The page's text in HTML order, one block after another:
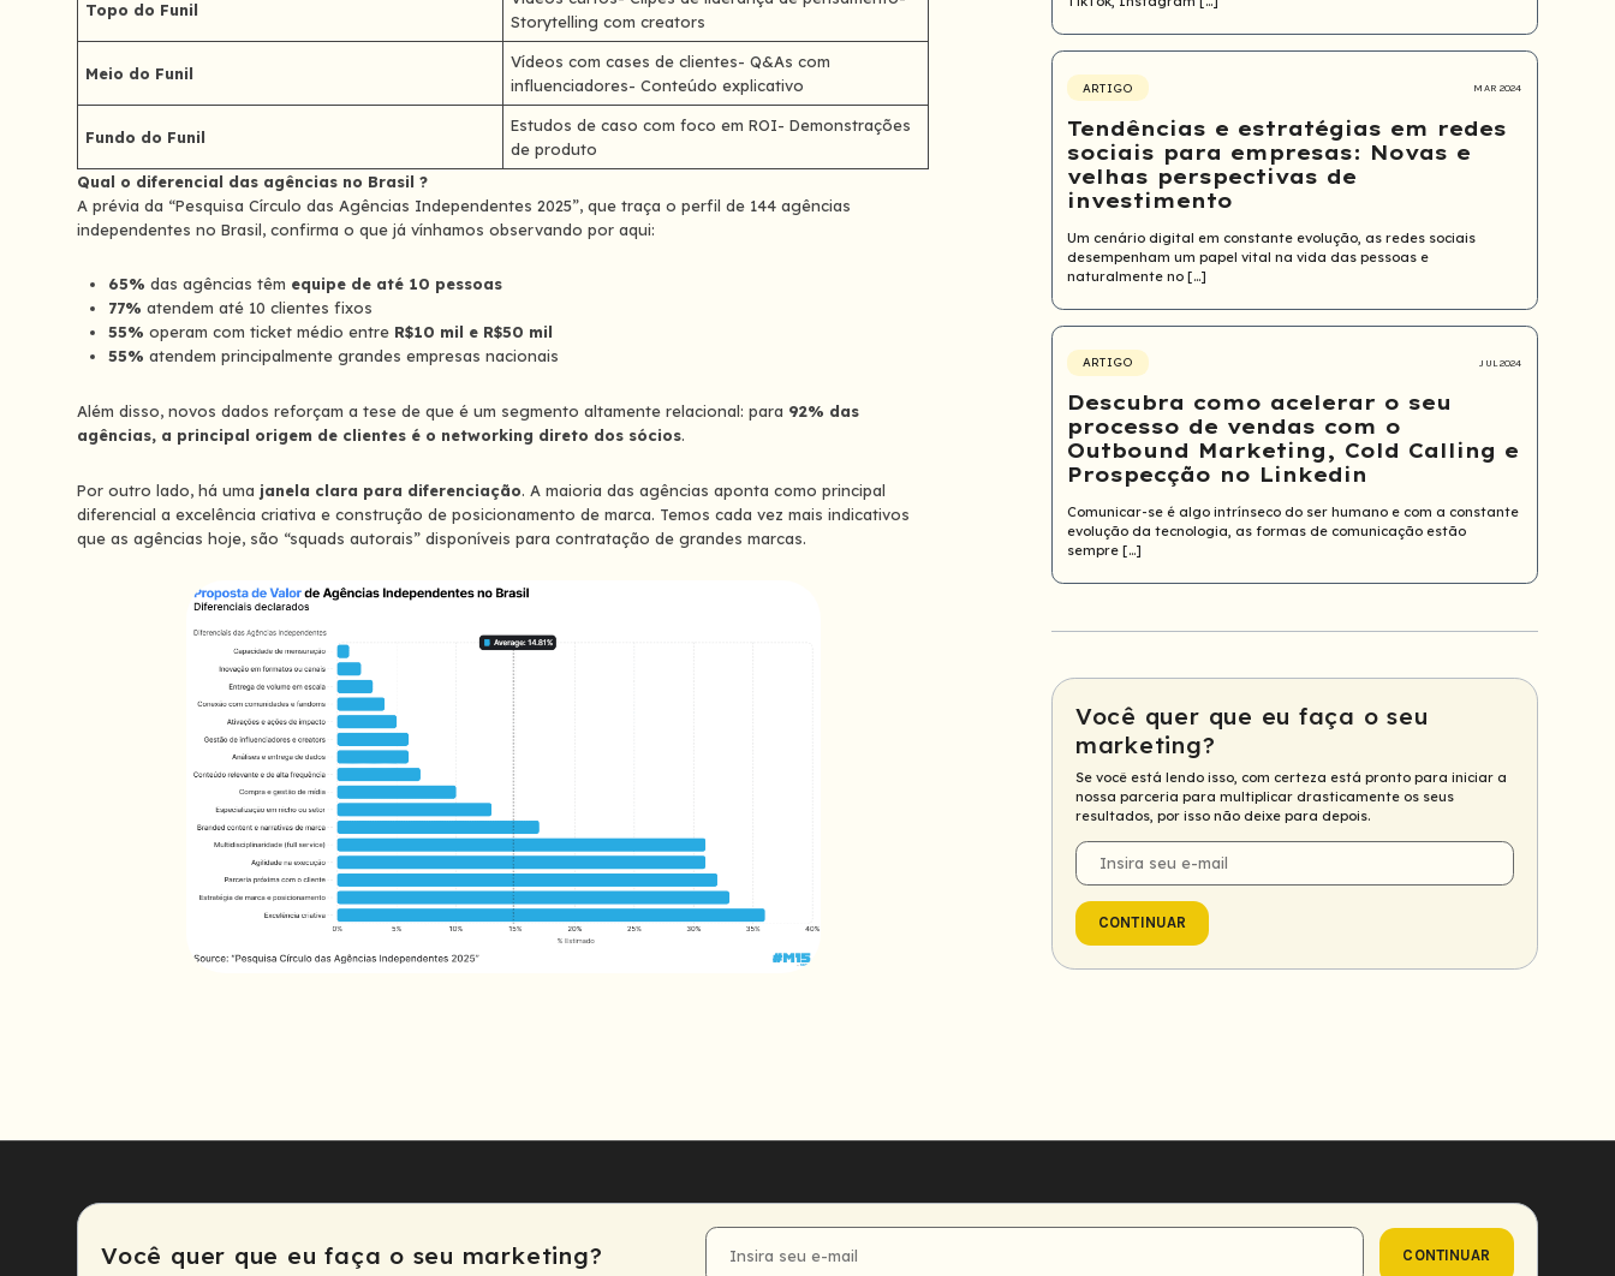
Topo do Funil
Storytelling com creators
Meio do Funil
Vídeos com cases de clientes- Q&As com
influenciadores- Conteúdo explicativo
Fundo do Funil
Estudos de caso com foco em ROI- Demonstrações
de produto
Qual o diferencial das agências no Brasil ?
A prévia da “Pesquisa Círculo das Agências Independentes 2025”, que traça o perfil de 144 agências
independentes no Brasil, confirma o que já vínhamos observando por aqui:
65% das agências têm equipe de até 10 pessoas
77% atendem até 10 clientes fixos
55% operam com ticket médio entre R$10 mil e R$50 mil
55% atendem principalmente grandes empresas nacionais
Além disso, novos dados reforçam a tese de que é um segmento altamente relacional: para 92% das
agências, a principal origem de clientes é o networking direto dos sócios.
Por outro lado, há uma janela clara para diferenciação. A maioria das agências aponta como principal
diferencial a excelência criativa e construção de posicionamento de marca. Temos cada vez mais indicativos
que as agências hoje, são “squads autorais” disponíveis para contratação de grandes marcas.
ARTIGO MAR 2024
Tendências e estratégias em redes
sociais para empresas: Novas e
velhas perspectivas de
investimento
Um cenário digital em constante evolução, as redes sociais
desempenham um papel vital na vida das pessoas e
naturalmente no […]
ARTIGO JUL 2024
Descubra como acelerar o seu
processo de vendas com o
Outbound Marketing, Cold Calling e
Prospecção no Linkedin
Comunicar-se é algo intrínseco do ser humano e com a constante
evolução da tecnologia, as formas de comunicação estão
sempre […]
Você quer que eu faça o seu
marketing?
Se você está lendo isso, com certeza está pronto para iniciar a
nossa parceria para multiplicar drasticamente os seus
resultados, por isso não deixe para depois.
E-
mail
CONTINUAR
Você quer que eu faça o seu marketing? CONTINUAR